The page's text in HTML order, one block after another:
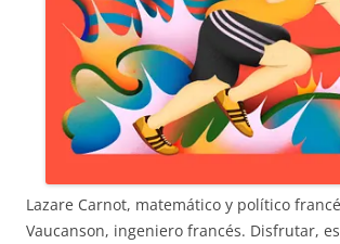
Lazare Carnot, matemático y político
Vaucanson, ingeniero francés. Disfrutar,